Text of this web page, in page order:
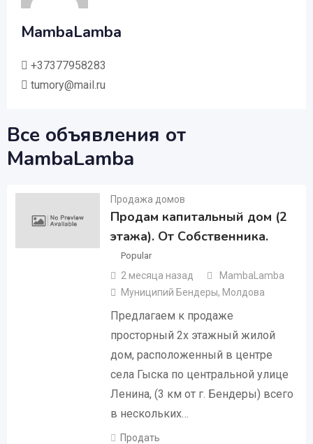
MambaLamba
+37377958283
tumory@mail.ru
Все объявления от
MambaLamba
Продажа домов
Продам капитальный дом (2
этажа). От Собственника.
Popular
2 месяца назад
MambaLamba
Муниципий Бендеры, Молдова
Предлагаем к продаже
просторный 2х этажный жилой
дом, расположенный в центре
села Гыска по центральной улице
Ленина, (3 км от г. Бендеры) всего
в нескольких…
Продать